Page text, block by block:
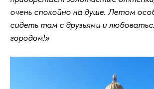
очень спокойно на душе. Летом
сидеть там с друзьями и
городом!»